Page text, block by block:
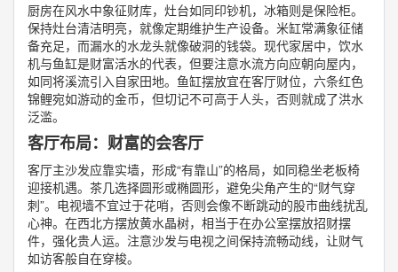
厨房在风水中象征财库，灶台如同印钞机，冰箱则是保险柜。
保持灶台清洁明亮，就像定期维护生产设备。米缸常满象征储
备充足，而漏水的水龙头就像破洞的钱袋。现代家居中，饮水
机与鱼缸是财富活水的代表，但要注意水流方向应朝向屋内，
如同将溪流引入自家田地。鱼缸摆放宜在客厅财位，六条红色
锦鲤宛如游动的金币，但切记不可高于人头，否则就成了洪水
泛滥。
客厅布局：财富的会客厅
客厅主沙发应靠实墙，形成“有靠山”的格局，如同稳坐老板椅
迎接机遇。茶几选择圆形或椭圆形，避免尖角产生的“财气穿
刺”。电视墙不宜过于花哨，否则会像不断跳动的股市曲线扰乱
心神。在西北方摆放黄水晶树，相当于在办公室摆放招财摆
件，强化贵人运。注意沙发与电视之间保持流畅动线，让财气
如访客般自在穿梭。